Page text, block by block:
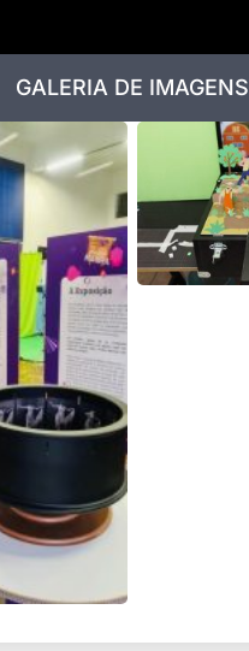
GALERIA DE IMAGENS